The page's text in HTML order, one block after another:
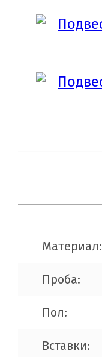
Материал:
Проба:
Пол:
Вставки: